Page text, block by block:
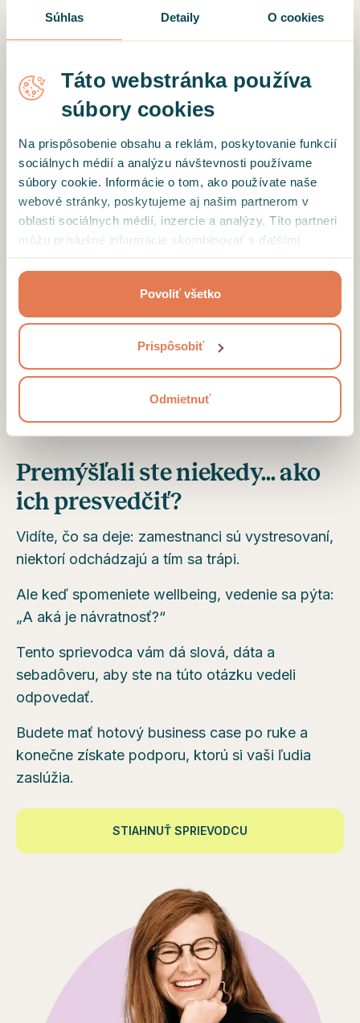
Súhlas Detaily O cookies
Táto webstránka používa
súbory cookies
Na prispôsobenie obsahu a reklám, poskytovanie funkcií
sociálnych médií a analýzu návštevnosti používame
súbory cookie. Informácie o tom, ako používate naše
webové stránky, poskytujeme aj našim partnerom v
oblasti sociálnych médií, inzercie a analýzy. Títo partneri
môžu príslušné informácie skombinovať s ďalšími
keď ste používali ich služby.
Povoliť všetko
Prispôsobiť
Odmietnuť
Definujte úspech pomocou cieľov, ako je vyššia
spokojnosť či retencia a efektívnu ich sledujte.
Preukážte dopad wellbeingu vyčíslením návratnosti
investície na základe interných aj trhových metrík.
Prispôsobte sa zmenám na pracovnom trhu
Udržujte benefity relevantné vďaka sledovaniu dát a
reagujte na očakávania jednotlivých generácií.
Premýšľali ste niekedy... ako
ich presvedčiť?
Vidíte, čo sa deje: zamestnanci sú vystresovaní,
niektorí odchádzajú a tím sa trápi.
Ale keď spomeniete wellbeing, vedenie sa pýta:
„A aká je návratnosť?“
Tento sprievodca vám dá slová, dáta a
sebadôveru, aby ste na túto otázku vedeli
odpovedať.
Budete mať hotový business case po ruke a
konečne získate podporu, ktorú si vaši ľudia
zaslúžia.
STIAHNUŤ SPRIEVODCU